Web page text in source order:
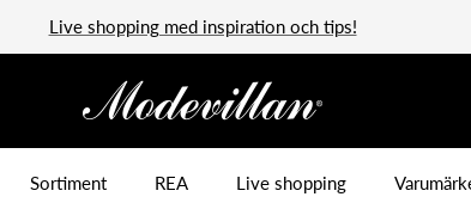
Live shopping med inspiration och tips!
Sortiment REA Live shopping